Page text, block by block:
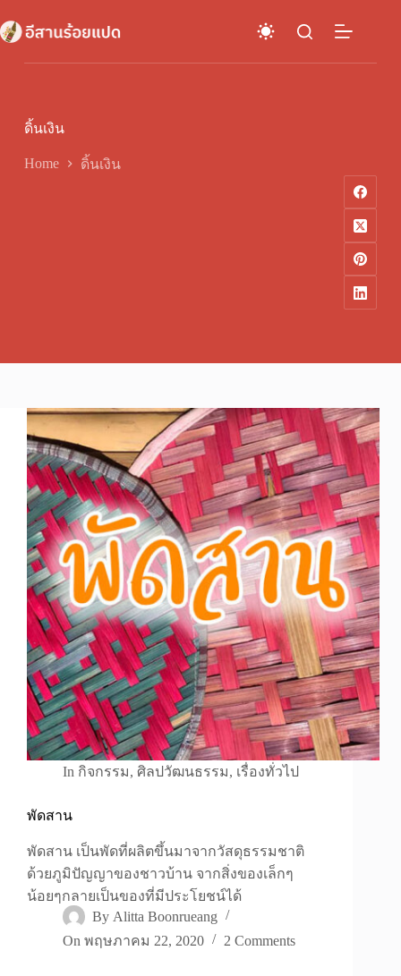
to
content
ดิ้นเงิน
Home ดิ้นเงิน
In กิจกรรม,ศิลปวัฒนธรรม, เรื่องทั่วไป
พัดสาน
พัดสาน เป็นพัดที่ผลิตขึ้นมาจากวัสดุธรรมชาติ
ด้วยภูมิปัญญาของชาวบ้าน จากสิ่งของเล็กๆ
น้อยๆกลายเป็นของที่มีประโยชน์ได้
By Alitta Boonrueang
On พฤษภาคม 22, 2020 2 Comments